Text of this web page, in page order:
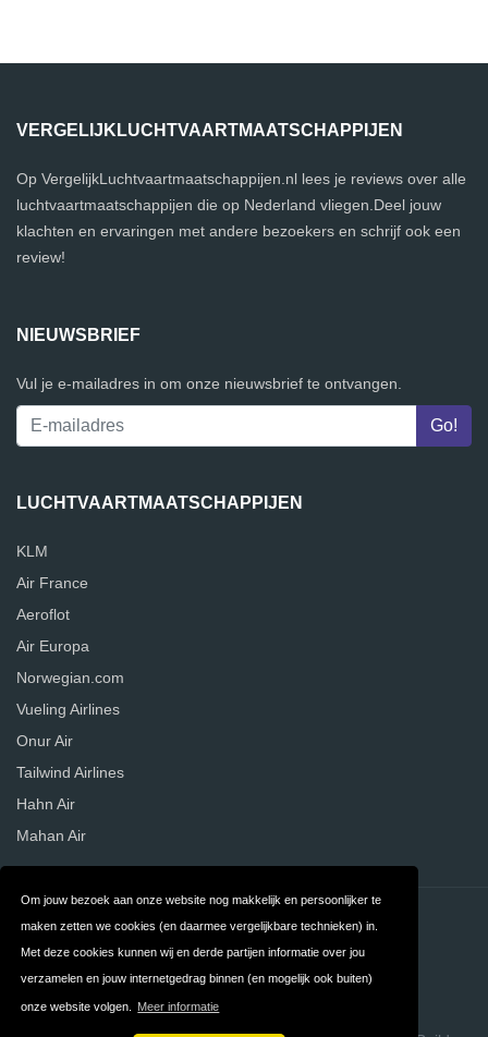
Om jouw bezoek aan onze website nog makkelijk en persoonlijker te
maken zetten we cookies (en daarmee vergelijkbare technieken) in.
Met deze cookies kunnen wij en derde partijen informatie over jou
verzamelen en jouw internetgedrag binnen (en mogelijk ook buiten)
onze website volgen. Meer informatie
VERGELIJKLUCHTVAARTMAATSCHAPPIJEN
Op VergelijkLuchtvaartmaatschappijen.nl lees je reviews over alle
luchtvaartmaatschappijen die op Nederland vliegen.Deel jouw
klachten en ervaringen met andere bezoekers en schrijf ook een
review!
NIEUWSBRIEF
Vul je e-mailadres in om onze nieuwsbrief te ontvangen.
LUCHTVAARTMAATSCHAPPIJEN
KLM
Air France
Aeroflot
Air Europa
Norwegian.com
Vueling Airlines
Onur Air
Tailwind Airlines
Hahn Air
Mahan Air
Contact Privacy
Algemene FAQ